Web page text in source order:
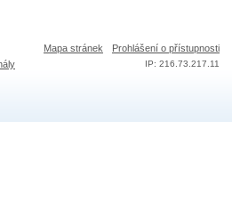
Mapa stránek Prohlášení o přístupnosti
IP: 216.73.217.11